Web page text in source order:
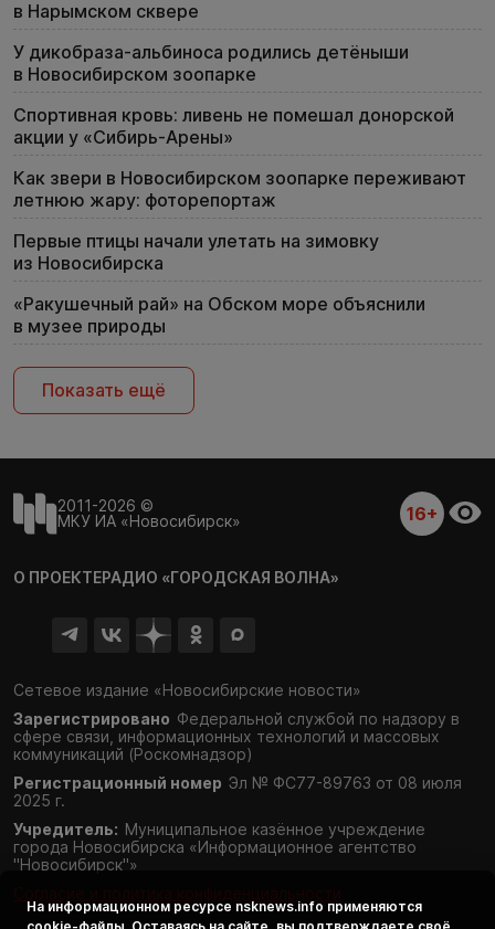
в Нарымском сквере
У дикобраза-альбиноса родились детёныши
в Новосибирском зоопарке
Спортивная кровь: ливень не помешал донорской
акции у «Сибирь-Арены»
Как звери в Новосибирском зоопарке переживают
летнюю жару: фоторепортаж
Первые птицы начали улетать на зимовку
из Новосибирска
«Ракушечный рай» на Обском море объяснили
в музее природы
Показать ещё
2011-2026 ©
МКУ ИА «Новосибирск»
16+
О ПРОЕКТЕРАДИО «ГОРОДСКАЯ ВОЛНА»
Сетевое издание «Новосибирские новости»
Зарегистрировано Федеральной службой по надзору в
сфере связи, информационных технологий и массовых
коммуникаций (Роскомнадзор)
Регистрационный номер Эл № ФС77-89763 от 08 июля
2025 г.
Учредитель: Муниципальное казённое учреждение
города Новосибирска «Информационное агентство
"Новосибирск"»
На информационном ресурсе nsknews.info применяются